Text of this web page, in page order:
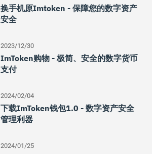
换手机原imtoken - 保障您的数字资产
安全
2023/12/30
ImToken购物 - 极简、安全的数字货币
支付
2024/02/04
下载imToken钱包1.0 - 数字资产安全
管理利器
2024/01/25